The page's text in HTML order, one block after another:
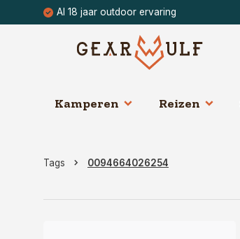
Al 18 jaar outdoor ervaring
Kamperen Reizen
Tags 0094664026254